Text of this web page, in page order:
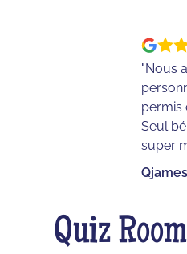
"Nous
permis
Seul
super
Quiz